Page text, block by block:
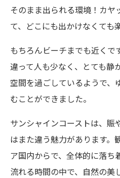
そのまま出られる環境！カヤ
て、どこにも出かけなくても
もちろんビーチまでも近くで
違って人も少なく、とても静
空間を過ごしているようで、
むことができました。
サンシャインコーストは、賑
はまた違う魅力があります。
ア国内からで、全体的に落ち
流れる時間の中で、自然の美